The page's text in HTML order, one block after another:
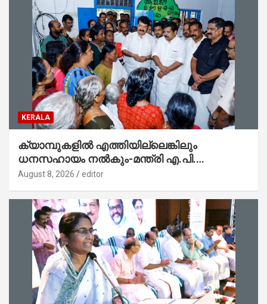
KERALA
ക്യാമ്പുകളിൽ എത്തിയില്ലെങ്കിലും
ധനസഹായം നൽകും-മന്ത്രി എ.പി.
അനിൽകുമാർ
August 8, 2026 editor